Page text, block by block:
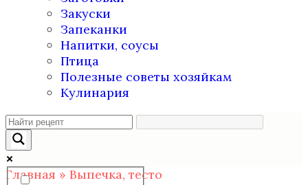
Закуски
Запеканки
Напитки, соусы
Птица
Полезные советы хозяйкам
Кулинария
Главная » Выпечка, тесто